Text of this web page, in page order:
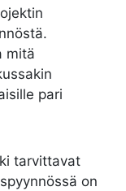
mitä
pari
tarvittavat
on